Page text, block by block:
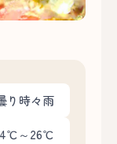
り時々雨
～26℃